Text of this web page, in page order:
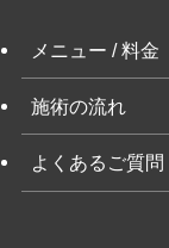
メニュー / 料金
施術の流れ
よくあるご質問